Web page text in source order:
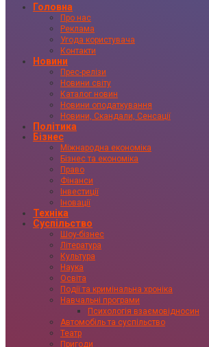
Головна
Про нас
Реклама
Угода користувача
Контакти
Новини
Прес-релізи
Новини світу
Каталог новин
Новини оподаткування
Новини, Скандали, Сенсації
Політика
Бізнес
Міжнародна економіка
Бізнес та економіка
Право
Фінанси
Інвестиції
Іновації
Техніка
Суспільство
Шоу-бізнес
Література
Культура
Наука
Освіта
Події та кримінальна хроніка
Навчальні програми
Психологія взаємовідносин
Автомобіль та суспільство
Театр
Пригоди